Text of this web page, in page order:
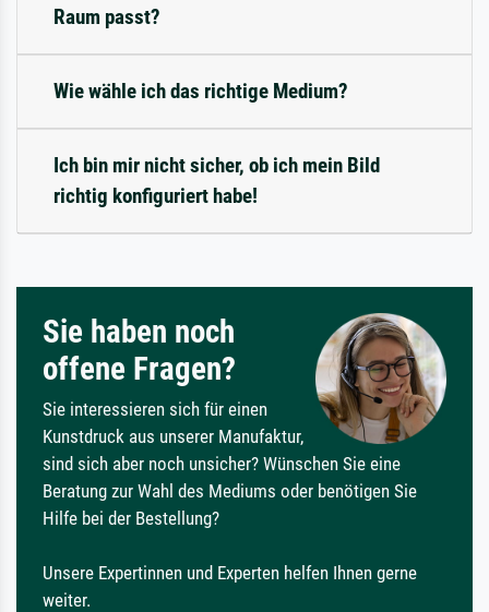
Raum passt?
Wie wähle ich das richtige Medium?
Ich bin mir nicht sicher, ob ich mein Bild
richtig konfiguriert habe!
Sie haben noch
offene Fragen?
Sie interessieren sich für einen
Kunstdruck aus unserer Manufaktur,
sind sich aber noch unsicher? Wünschen Sie eine
Beratung zur Wahl des Mediums oder benötigen Sie
Hilfe bei der Bestellung?
Unsere Expertinnen und Experten helfen Ihnen gerne
weiter.